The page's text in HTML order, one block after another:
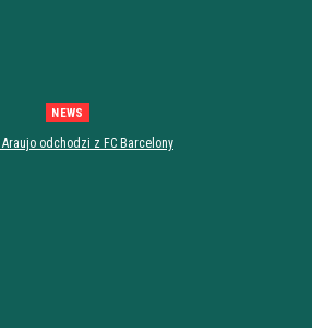
NEWS
Araujo odchodzi z FC Barcelony